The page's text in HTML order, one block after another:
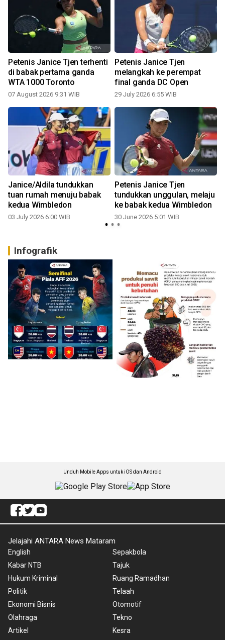
Petenis Janice Tjen terhenti
di babak pertama ganda
WTA 1000 Toronto
07 August 2026 9:31 WIB
Petenis Janice Tjen
melangkah ke perempat
final ganda DC Open
29 July 2026 6:55 WIB
Janice/Aldila tundukkan
tuan rumah menuju babak
kedua Wimbledon
03 July 2026 6:00 WIB
Petenis Janice Tjen
tundukkan unggulan, melaju
ke babak kedua Wimbledon
30 June 2026 5:01 WIB
Infografik
Unduh Mobile Apps untuk iOS dan Android
Jelajahi ANTARA News Mataram
English
Kabar NTB
Hukum Kriminal
Politik
Ekonomi Bisnis
Olahraga
Artikel
Sepakbola
Tajuk
Ruang Ramadhan
Telaah
Otomotif
Tekno
Kesra